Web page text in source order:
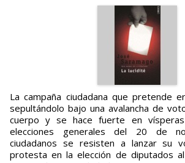
La campaña ciudadana que pretende erradicar el Senado,
sepultándolo bajo una avalancha de
cuerpo y se hace fuerte en
elecciones generales del 20 de
ciudadanos se resisten a lanzar su
protesta en la elección de diputados